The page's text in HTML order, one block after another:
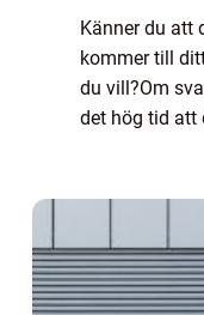
Känner du att
kommer till
du vill?Om
det hög tid att